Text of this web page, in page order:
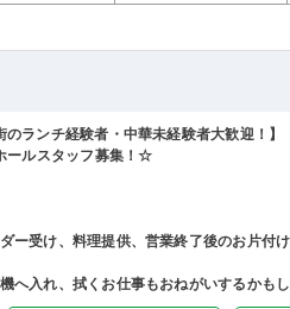
ランチ経験者・中華未経験者大歓迎！】
ールスタッフ募集！☆
ー受け、料理提供、営業終了後のお片付
へ入れ、拭くお仕事もおねがいするかも